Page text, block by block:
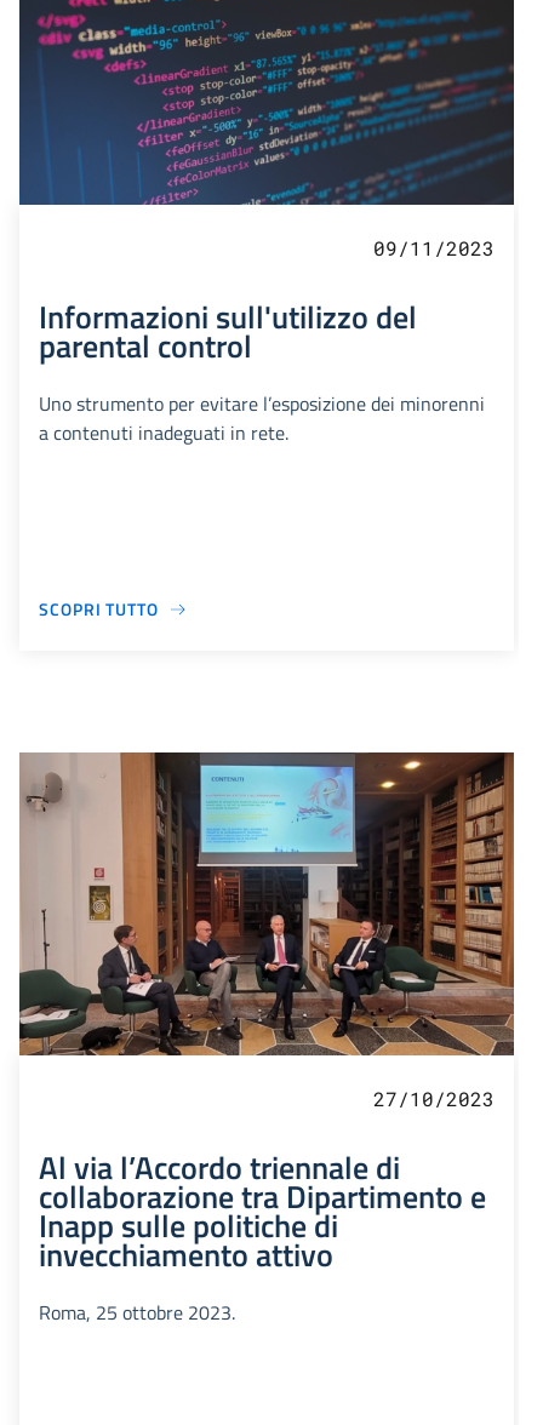
09/11/2023
Informazioni sull'utilizzo del
parental control
Uno strumento per evitare l’esposizione dei minorenni
a contenuti inadeguati in rete.
SCOPRI TUTTO
27/10/2023
Al via l’Accordo triennale di
collaborazione tra Dipartimento e
Inapp sulle politiche di
invecchiamento attivo
Roma, 25 ottobre 2023.